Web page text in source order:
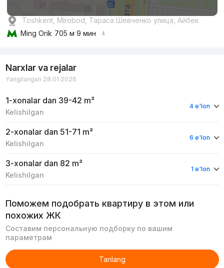
Toshkent, Mirobod, Тараса Шевченко улица, Айбек
Ming Orik 705 м 9 мин
Narxlar va rejalar
Yangilangan 28.01.2026
1-xonalar dan 39-42 m²
Kelishilgan
4 e'lon
2-xonalar dan 51-71 m²
Kelishilgan
6 e'lon
3-xonalar dan 82 m²
Kelishilgan
1 e'lon
Поможем подобрать квартиру в этом или
похожих ЖК
Составим персональную подборку по вашим
параметрам
Tanlang